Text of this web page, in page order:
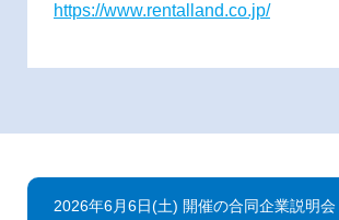
https://www.rentalland.co.jp/
2026年6月6日(土) 開催の合同企業説明会